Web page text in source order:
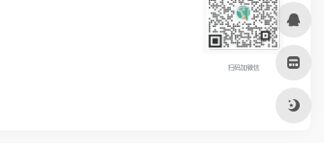
扫码加微信